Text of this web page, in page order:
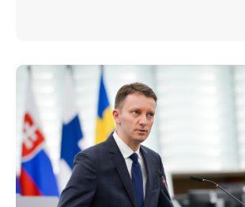
Adaugă aici textul
subtitluAdaugă
textul pentru
subtitluAdaugă